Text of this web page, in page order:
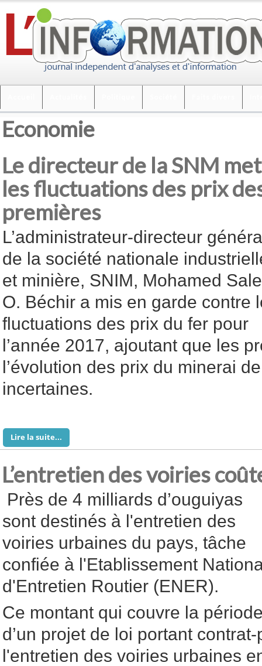
Economie
Le directeur de la SNM
les fluctuations des prix
premières
L’administrateur-directeur
de la société nationale
et minière, SNIM, Mohamed
O. Béchir a mis en garde contre
fluctuations des prix du fer pour
l’année 2017, ajoutant que les
l’évolution des prix du minerai
incertaines.
Lire la suite...
L’entretien des voiries
Près de 4 milliards d’ouguiyas
sont destinés à l'entretien des
voiries urbaines du pays, tâche
confiée à l'Etablissement
d'Entretien Routier (ENER).
Ce montant qui couvre la
d’un projet de loi portant
l'entretien des voiries urbaines